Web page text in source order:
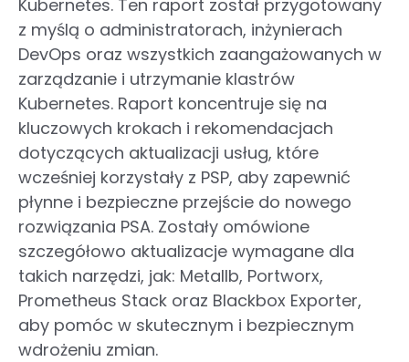
Kubernetes. Ten raport został przygotowany
z myślą o administratorach, inżynierach
DevOps oraz wszystkich zaangażowanych w
zarządzanie i utrzymanie klastrów
Kubernetes. Raport koncentruje się na
kluczowych krokach i rekomendacjach
dotyczących aktualizacji usług, które
wcześniej korzystały z PSP, aby zapewnić
płynne i bezpieczne przejście do nowego
rozwiązania PSA. Zostały omówione
szczegółowo aktualizacje wymagane dla
takich narzędzi, jak: Metallb, Portworx,
Prometheus Stack oraz Blackbox Exporter,
aby pomóc w skutecznym i bezpiecznym
wdrożeniu zmian.